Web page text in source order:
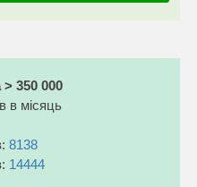
350 000
в місяць
8138
14444